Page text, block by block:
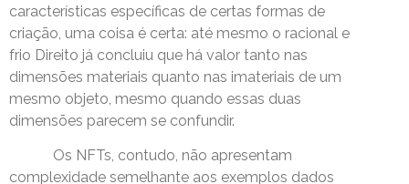
características específicas de certas formas de
criação, uma coisa é certa: até mesmo o racional e
frio Direito já concluiu que há valor tanto nas
dimensões materiais quanto nas imateriais de um
mesmo objeto, mesmo quando essas duas
dimensões parecem se confundir.
Os NFTs, contudo, não apresentam
complexidade semelhante aos exemplos dados